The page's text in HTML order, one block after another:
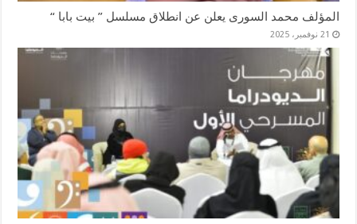
المؤلف محمد السورى يعلن عن انطلاق مسلسل ” بيت بابا “
21 نوفمبر، 2025